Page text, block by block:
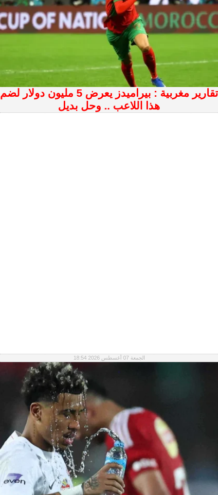
تقارير مغربية : بيراميدز يعرض 5 مليون دولار لضم
هذا اللاعب .. وحل بديل
الجمعة 07 أغسطس 2026 18:54